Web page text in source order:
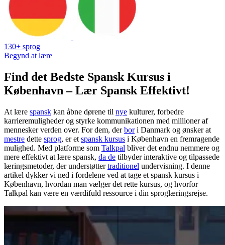
130+ sprog
Begynd at lære
Find det Bedste Spansk Kursus i
København – Lær Spansk Effektivt!
At lære spansk kan åbne dørene til nye kulturer, forbedre
karrieremuligheder og styrke kommunikationen med millioner af
mennesker verden over. For dem, derbori Danmark og ønsker at
mestre dette sprog, er et spansk kursus i København en fremragende
mulighed. Med platforme som Talkpal bliver det endnu nemmere og
mere effektivt at lære spansk, da de tilbyder interaktive og tilpassede
læringsmetoder, der understøttertraditionel undervisning. I denne
artikel dykker vi ned i fordelene ved at tage et spansk kursus i
København, hvordan man vælger det rette kursus, og hvorfor
Talkpal kan være en værdifuld ressource i din sproglæringsrejse.